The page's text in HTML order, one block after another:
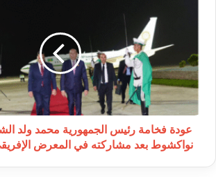
الجمهورية
محمد
ولد
الشيخ
الغزواني
إلى
نواكشوط
عودة فخامة رئيس الجمهورية محمد ولد
نواكشوط بعد مشاركته في المعرض الإفريقي